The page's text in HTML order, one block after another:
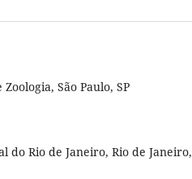
São Paulo, SP
do Rio de Janeiro, Rio de Janeiro,